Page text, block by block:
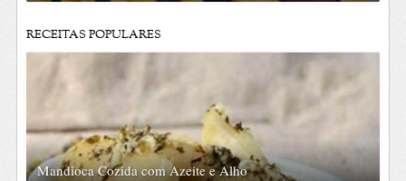
RECEITAS POPULARES
Mandioca Cozida com Azeite e Alho